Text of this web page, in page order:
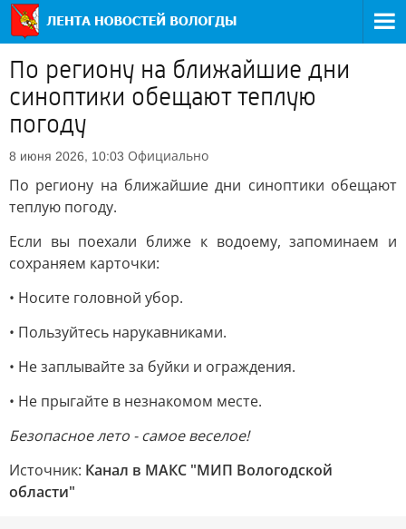
По региону на ближайшие дни
синоптики обещают теплую
погоду
8 июня 2026, 10:03 Официально
По региону на ближайшие дни синоптики обещают
теплую погоду.
Если вы поехали ближе к водоему, запоминаем и
сохраняем карточки:
• Носите головной убор.
• Пользуйтесь нарукавниками.
• Не заплывайте за буйки и ограждения.
• Не прыгайте в незнакомом месте.
Безопасное лето - самое веселое!
Источник: Канал в МАКС "МИП Вологодской
области"